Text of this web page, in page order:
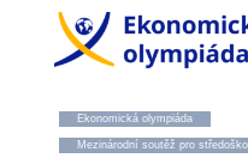
Ekonomická olympiáda
Mezinárodní soutěž pro